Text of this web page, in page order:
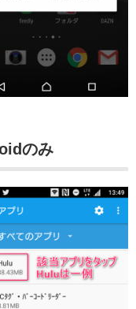
のみ